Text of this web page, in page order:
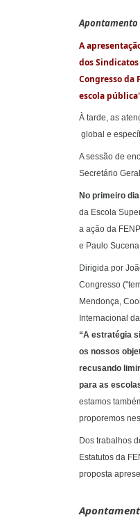
A
dos
Congresso da
escola
À tarde, as
global e
A sessão de
Secretário
No primeiro
da Escola
a ação da
e Paulo
Dirigida por
Congresso
Mendonça,
Internacional
“A estratégia
os nossos
recusando
para as
estamos
proporemos
Dos trabalhos
Estatutos da
proposta